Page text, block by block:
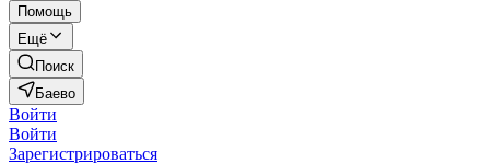
Помощь
Ещё
Поиск
Баево
Войти
Войти
Зарегистрироваться